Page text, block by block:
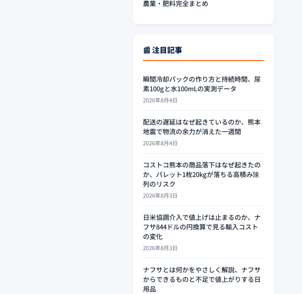
農業・肥料完全まとめ
📰 注目記事
瞬間冷却パックの作り方と持続時間、尿
素100gと水100mLの実測データ
2026年8月4日
配送の遅延はなぜ起きているのか、熊本
地震で物流の余力が消えた一週間
2026年8月4日
コストコ熊本の商品落下はなぜ起きたの
か、パレット1枚20kgが落ちる高積み陳
列のリスク
2026年8月3日
日米協調介入で値上げは止まるのか、ナ
フサ844ドルの円換算で見る輸入コスト
の変化
2026年8月3日
ナフサとは何かをやさしく解説、ナフサ
からできるものと不足で値上がりする日
用品